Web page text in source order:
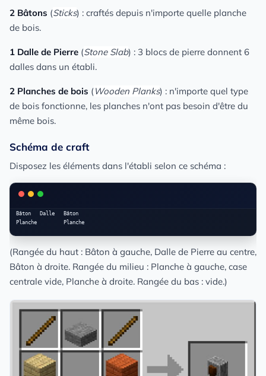
2 Bâtons (Sticks) : craftés depuis n'importe quelle planche
de bois.
1 Dalle de Pierre (Stone Slab) : 3 blocs de pierre donnent 6
dalles dans un établi.
2 Planches de bois (Wooden Planks) : n'importe quel type
de bois fonctionne, les planches n'ont pas besoin d'être du
même bois.
Schéma de craft
Disposez les éléments dans l'établi selon ce schéma :
Bâton   Dalle   Bâton
(Rangée du haut : Bâton à gauche, Dalle de Pierre au centre,
Bâton à droite. Rangée du milieu : Planche à gauche, case
centrale vide, Planche à droite. Rangée du bas : vide.)